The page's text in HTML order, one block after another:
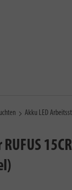
Akku LED